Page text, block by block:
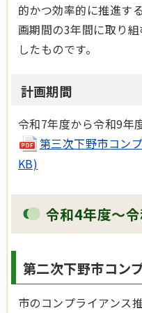
的かつ効率的に推進す
画期間の3年間に取り
したものです。
計画期間
令和7年度から令和9年
第三次下野市コン
KB)
令和4年度～
第二次下野市コン
市のコンプライアンス